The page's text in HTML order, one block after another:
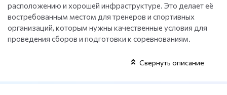
расположению и хорошей инфраструктуре. Это делает её
востребованным местом для тренеров и спортивных
организаций, которым нужны качественные условия для
проведения сборов и подготовки к соревнованиям.
Свернуть описание